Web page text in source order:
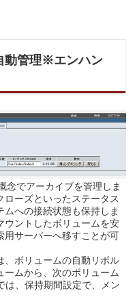
動管理※エンハン
念でアーカイブを管理しま
ーズといったステータス
への接続状態も保持しま
ウントしたボリュームを安
用サーバーへ移すことが可
、ボリュームの自動リボル
ームから、次のボリューム
、保持期間設定で、メン